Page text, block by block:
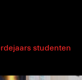
studenten